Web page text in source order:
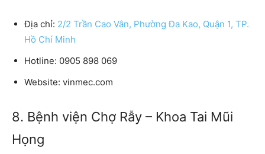
Địa chỉ: 2/2 Trần Cao Vân, Phường Đa Kao, Quận 1, TP.
Hồ Chí Minh
Hotline: 0905 898 069
Website: vinmec.com
8. Bệnh viện Chợ Rẫy – Khoa Tai Mũi
Họng